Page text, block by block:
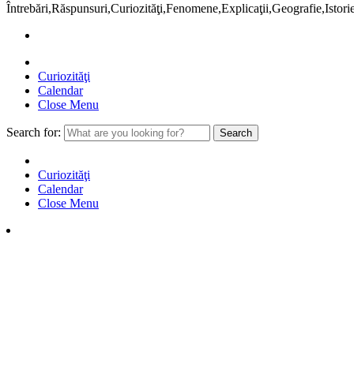
Curiozităţi
Calendar
Close Menu
Search for:
Curiozităţi
Calendar
Close Menu